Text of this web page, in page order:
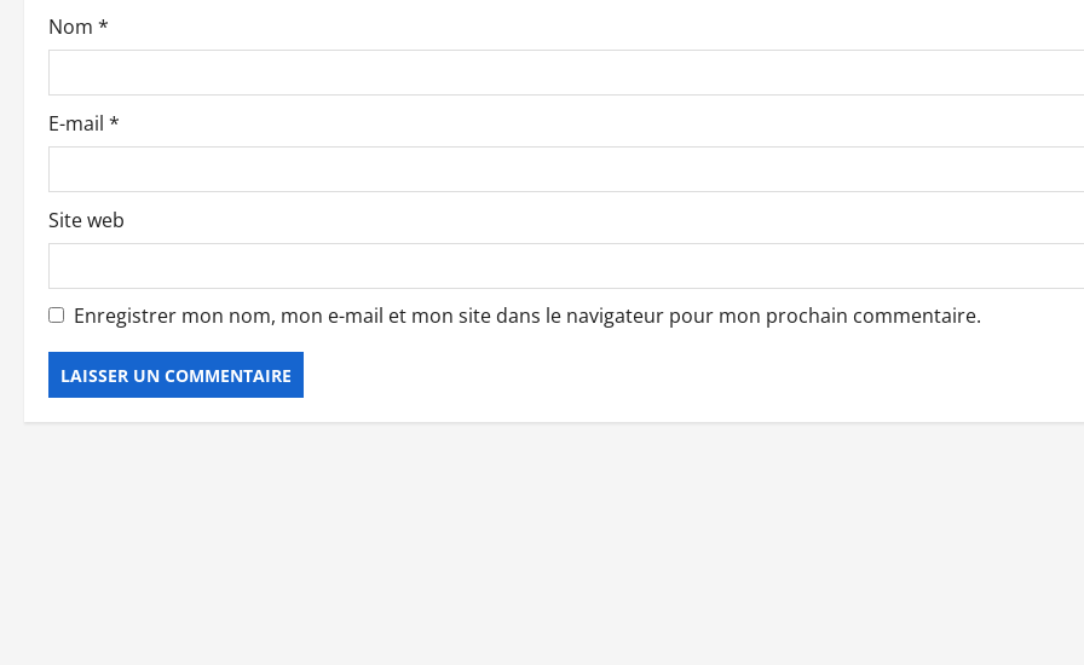
r
t
i
c
l
e
Nom *
E-mail *
Site web
Enregistrer mon nom, mon e-mail et mon site dans le navigateur pour mon prochain commentaire.